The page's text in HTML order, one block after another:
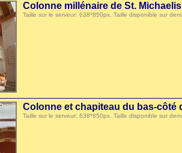
Colonne millénaire de St. Michaelis
Taille sur le serveur: 638*850px. Taille disponible sur
Colonne et chapiteau du bas-côté
Taille sur le serveur: 638*850px. Taille disponible sur